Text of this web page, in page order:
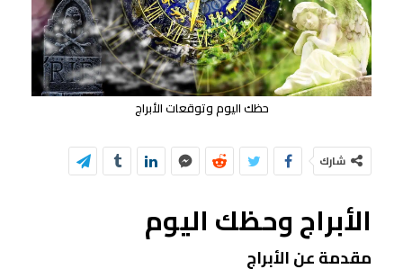
حظك اليوم وتوقعات الأبراج
شارك
الأبراج وحظك اليوم
مقدمة عن الأبراج